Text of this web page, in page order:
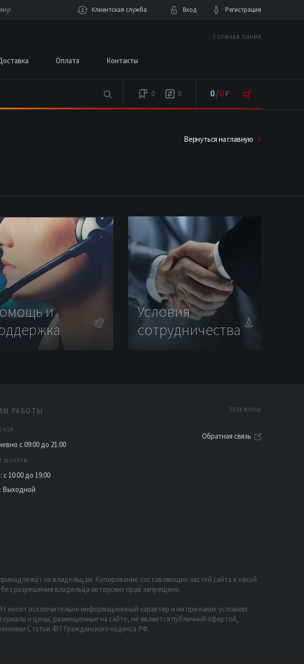
Клиентская служба Вход Регистрация
Оплата Контакты
ГОРЯЧАЯ ЛИНИЯ
0 0 0/0₽
Вернуться на главную
и
Условия
сотрудничества
РАБОТЫ
с 09:00 до 21:00
ШОУРУМ
10:00 до 19:00
Выходной
ТЕЛЕФОНЫ
Обратная связь
их владельцам. Копирование составляющих частей сайта в какой
разрешения владельца авторских прав запрещено.
носит исключительно информационный характер и ни при каких условиях
и цены, размещенные на сайте, не является публичной офертой,
Статьи 437 Гражданского кодекса РФ.